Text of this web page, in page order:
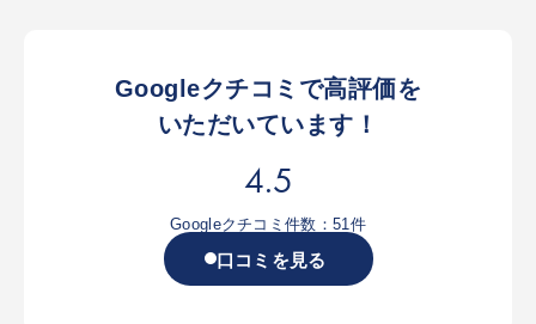
Googleクチコミで高評価を
いただいています！
4.5
Googleクチコミ件数：51件
口コミを見る